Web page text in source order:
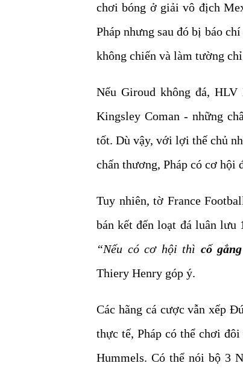
chơi bóng ở giải vô địch
Pháp nhưng sau đó bị báo
không chiến và làm tường
Nếu Giroud không đá, HLV
Kingsley Coman - những
tốt. Dù vậy, với lợi thế chủ
chấn thương, Pháp có cơ
Tuy nhiên, tờ France
bán kết đến loạt đá luân
“Nếu có cơ hội thì cố
Thiery Henry góp ý.
Các hãng cá cược vẫn xếp
thực tế, Pháp có thể chơi
Hummels. Có thể nói bộ 3